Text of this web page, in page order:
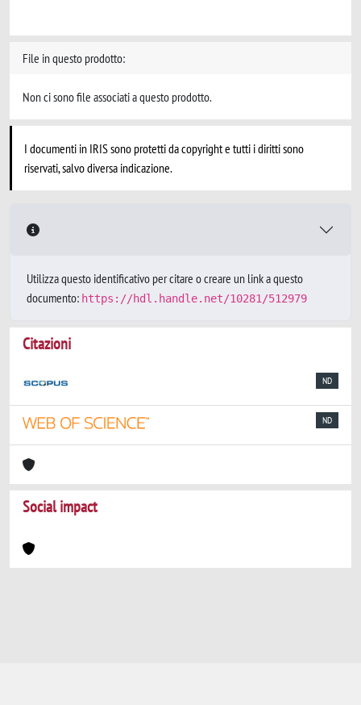
File in questo prodotto:
Non ci sono file associati a questo prodotto.
I documenti in IRIS sono protetti da copyright e tutti i diritti sono
riservati, salvo diversa indicazione.
Utilizza questo identificativo per citare o creare un link a questo
documento: https://hdl.handle.net/10281/512979
Citazioni
ND
ND
Social impact